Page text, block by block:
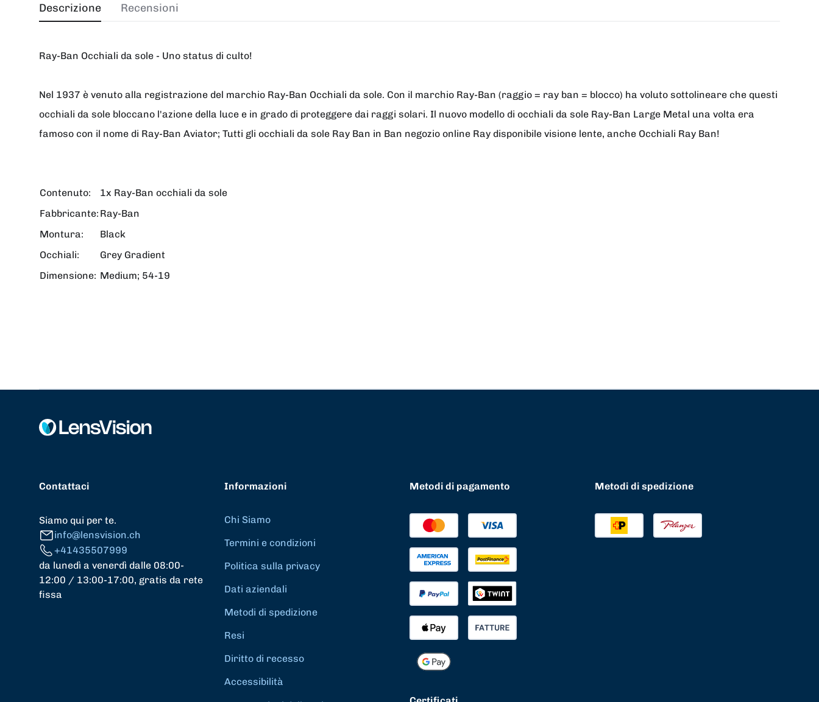
Descrizione
Ray-Ban Occhiali da sole - Uno status di culto!
Nel 1937 è venuto alla registrazione del marchio Ray-Ban Occhiali da sole. Con il marchio Ray-Ban (raggio = ray ban = blocco) ha voluto sottolineare che questi
occhiali da sole bloccano l'azione della luce e in grado di proteggere dai raggi solari. Il nuovo modello di occhiali da sole Ray-Ban Large Metal una volta era
famoso con il nome di Ray-Ban Aviator; Tutti gli occhiali da sole Ray Ban in Ban negozio online Ray disponibile visione lente, anche Occhiali Ray Ban!
Contenuto:
1x Ray-Ban occhiali da sole
Fabbricante: Ray-Ban
Montura:
Black
Occhiali:
Grey Gradient
Dimensione: Medium; 54-19
Recensioni
Contattaci
Siamo qui per te.
info@lensvision.ch
+41435507999
da lunedì a venerdì dalle 08:00-
12:00 / 13:00-17:00, gratis da rete
fissa
Informazioni
Chi Siamo
Termini e condizioni
Politica sulla privacy
Dati aziendali
Metodi di spedizione
Resi
Diritto di recesso
Accessibilità
Metodi di pagamento Metodi di spedizione